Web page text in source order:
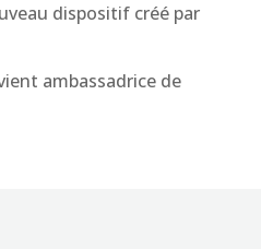
dispositif créé par
ambassadrice de